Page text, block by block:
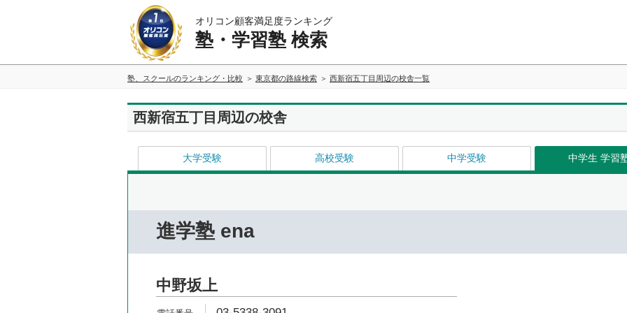
オリコン顧客満足度ランキング
塾・学習塾 検索
塾、スクールのランキング・比較 東京都の路線検索 西新宿五丁目周辺の校舎一覧
西新宿五丁目周辺の校舎
大学受験 高校受験 中学受験 中学生 学習
進学塾 ena
中野坂上